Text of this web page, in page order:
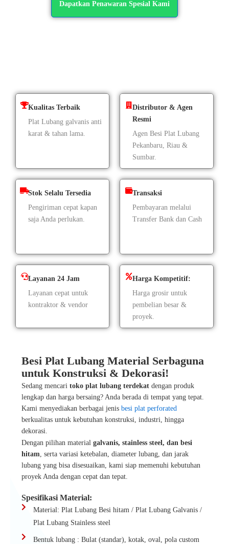
Dapatkan Penawaran Spesial Kami
Kualitas Terbaik
Plat Lubang galvanis anti
karat & tahan lama.
Distributor & Agen
Resmi
Agen Besi Plat Lubang
Pekanbaru, Riau &
Sumbar.
Stok Selalu Tersedia
Pengiriman cepat kapan
saja Anda perlukan.
Transaksi
Pembayaran melalui
Transfer Bank dan Cash
Layanan 24 Jam
Layanan cepat untuk
kontraktor & vendor
Harga Kompetitif:
Harga grosir untuk
pembelian besar &
proyek.
Besi Plat Lubang Material Serbaguna
untuk Konstruksi & Dekorasi!
Sedang mencari toko plat lubang terdekat dengan produk
lengkap dan harga bersaing? Anda berada di tempat yang tepat.
Kami menyediakan berbagai jenis besi plat perforated
berkualitas untuk kebutuhan konstruksi, industri, hingga
dekorasi.
Dengan pilihan material galvanis, stainless steel, dan besi
hitam, serta variasi ketebalan, diameter lubang, dan jarak
lubang yang bisa disesuaikan, kami siap memenuhi kebutuhan
proyek Anda dengan cepat dan tepat.
Spesifikasi Material:
Material: Plat Lubang Besi hitam / Plat Lubang Galvanis /
Plat Lubang Stainless steel
Bentuk lubang : Bulat (standar), kotak, oval, pola custom